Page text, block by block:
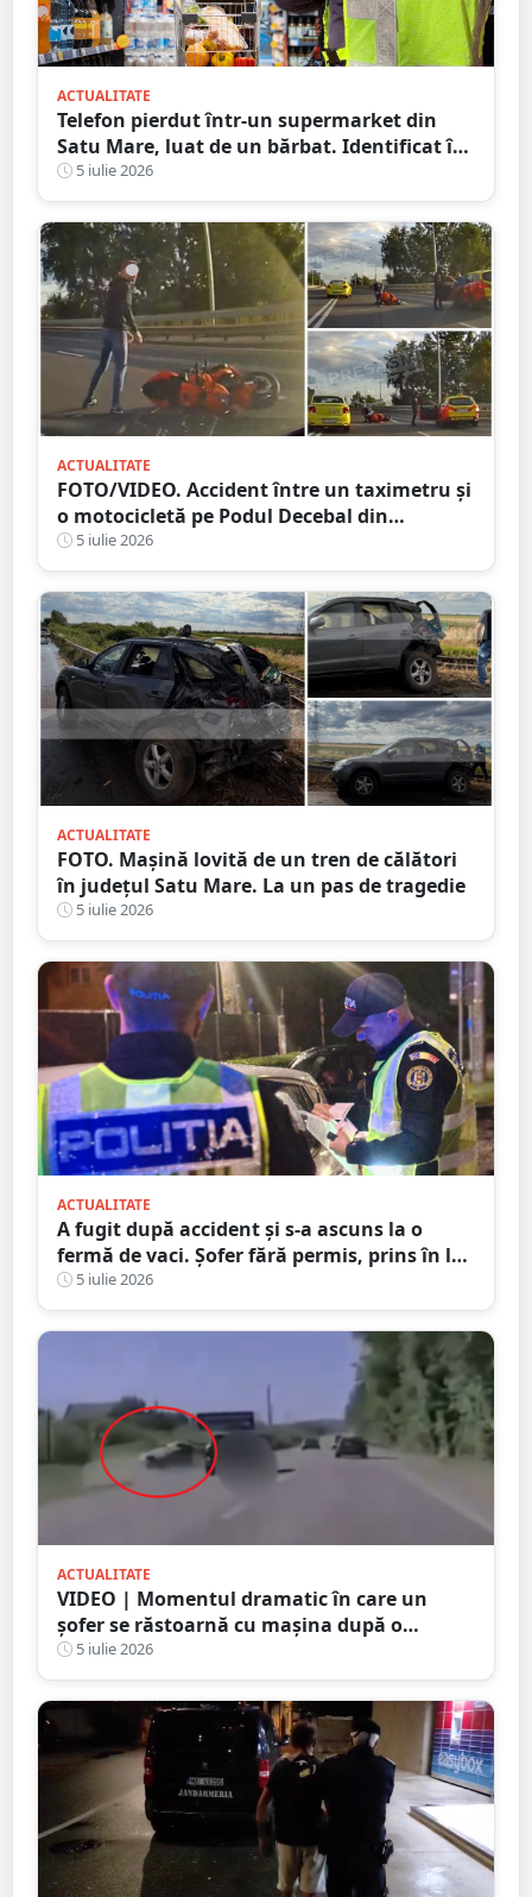
ACTUALITATE
Telefon pierdut într-un supermarket din
Satu Mare, luat de un bărbat. Identificat în
timp record, ce scuză a avut bărbatul
5 iulie 2026
ACTUALITATE
FOTO/VIDEO. Accident între un taximetru și
o motocicletă pe Podul Decebal din
municipiul Satu Mare
5 iulie 2026
ACTUALITATE
FOTO. Mașină lovită de un tren de călători
în județul Satu Mare. La un pas de tragedie
5 iulie 2026
ACTUALITATE
A fugit după accident și s-a ascuns la o
fermă de vaci. Șofer fără permis, prins în la
Satu Mare
5 iulie 2026
ACTUALITATE
VIDEO | Momentul dramatic în care un
șofer se răstoarnă cu mașina după o
depășire riscantă. Accidentul a fost surprins
de camera de bord
5 iulie 2026